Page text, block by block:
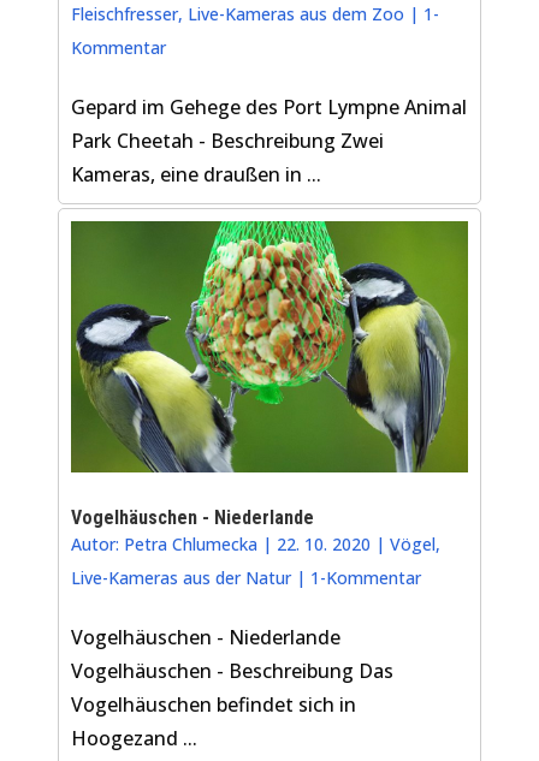
Fleischfresser, Live-Kameras aus dem Zoo | 1-
Kommentar
Gepard im Gehege des Port Lympne Animal
Park Cheetah - Beschreibung Zwei
Kameras, eine draußen in ...
Vogelhäuschen - Niederlande
Autor: Petra Chlumecka | 22. 10. 2020 |Vögel,
Live-Kameras aus der Natur| 1-Kommentar
Vogelhäuschen - Niederlande
Vogelhäuschen - Beschreibung Das
Vogelhäuschen befindet sich in
Hoogezand ...